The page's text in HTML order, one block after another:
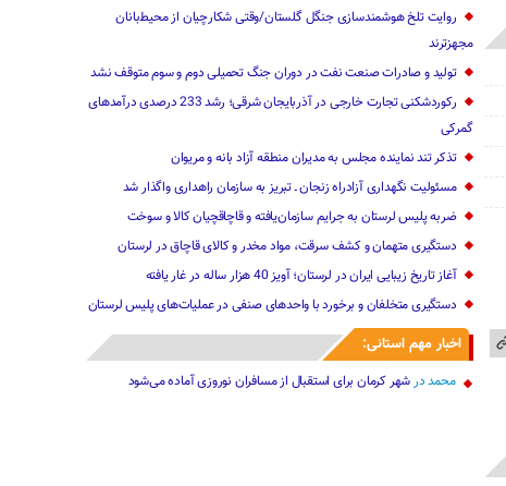
روایت تلخ هوشمندسازی جنگل گلستان‌/وقتی شکارچیان از محیط‌بانان
مجهزترند
تولید و صادرات صنعت نفت در دوران جنگ تحمیلی دوم و سوم متوقف نشد
رکوردشکنی تجارت خارجی در آذربایجان شرقی؛ رشد 233 درصدی درآمدهای
گمرکی
تذکر تند نماینده مجلس به مدیران منطقه آزاد بانه و مریوان
مسئولیت نگهداری آزادراه زنجان ـ تبریز ‌به سازمان راهداری ‌واگذار شد
ضربه پلیس لرستان به جرایم سازمان‌یافته و قاچاقچیان کالا و سوخت
دستگیری متهمان و کشف سرقت، مواد مخدر و کالای قاچاق در لرستان
آغاز تاریخ زیبایی ایران در لرستان؛ آویز 40 هزار ساله در غار یافته
دستگیری متخلفان و برخورد با واحدهای صنفی در عملیات‌های پلیس لرستان
اخبار مهم استانی:
محمددرشهر کرمان برای استقبال از مسافران نوروزی آماده می‌شود